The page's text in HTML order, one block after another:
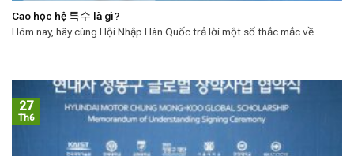
Cao học hệ 특수 là gì?
Hôm nay, hãy cùng Hội Nhập Hàn Quốc trả lời một số thắc mắc về ...
27
Th6